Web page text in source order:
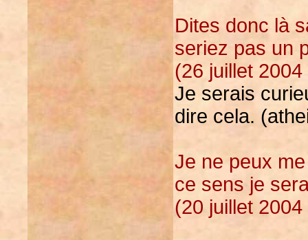
Dites donc là
seriez pas un
(26 juillet
Je serais
dire cela.
Je ne peux
ce sens je
(20 juillet